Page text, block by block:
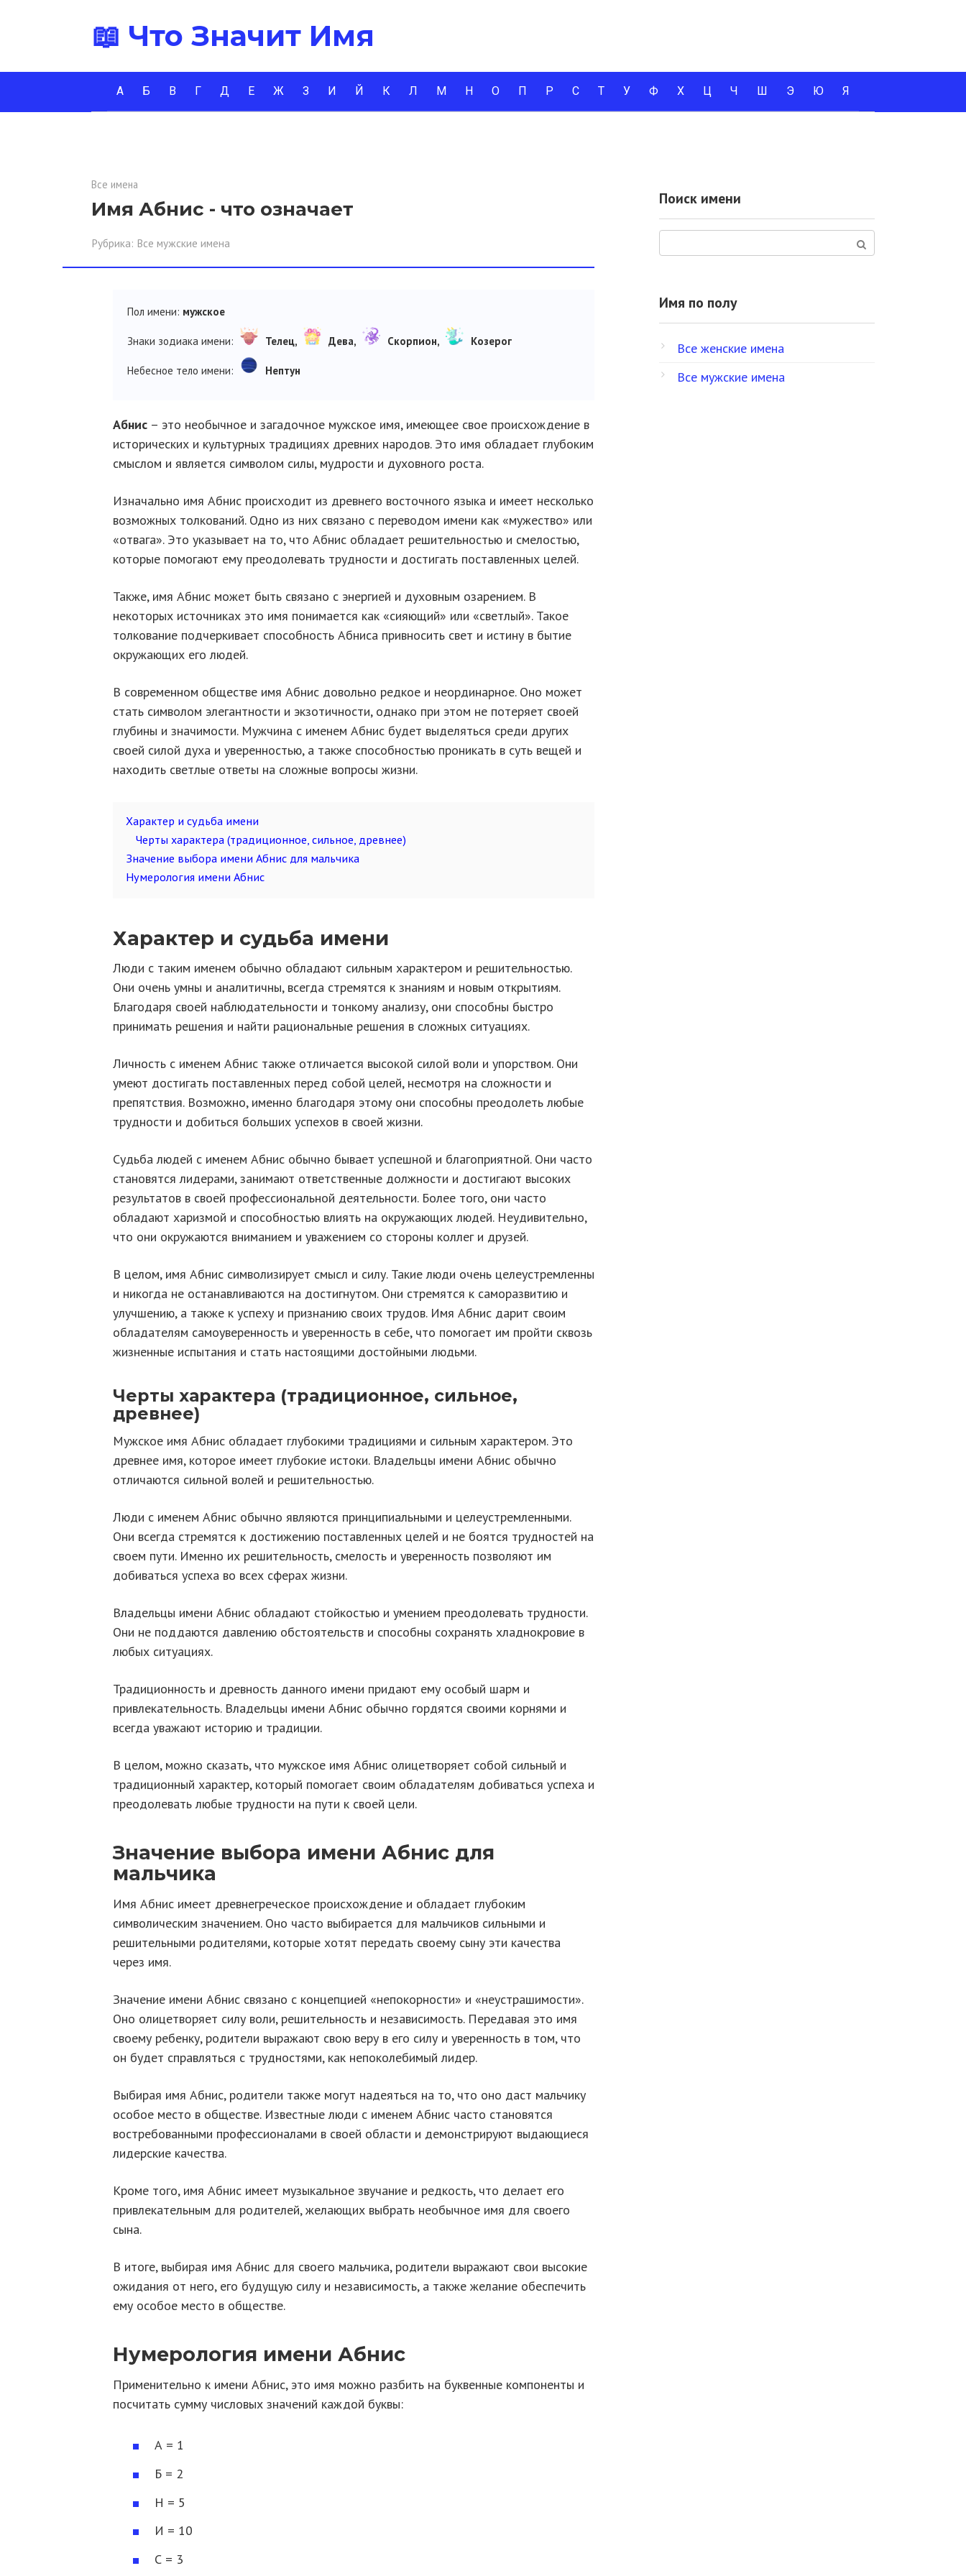
📖 Что Значит Имя
А Б В Г Д Е Ж З И Й К Л М Н О П Р С Т У Ф Х Ц Ч Ш Э Ю Я
Все имена
Имя Абнис - что означает
Рубрика: Все мужские имена
Пол имени: мужское
Знаки зодиака имени: Телец, Дева, Скорпион, Козерог
Небесное тело имени: Нептун
Абнис – это необычное и загадочное мужское имя, имеющее свое происхождение в
исторических и культурных традициях древних народов. Это имя обладает глубоким
смыслом и является символом силы, мудрости и духовного роста.
Изначально имя Абнис происходит из древнего восточного языка и имеет несколько
возможных толкований. Одно из них связано с переводом имени как «мужество» или
«отвага». Это указывает на то, что Абнис обладает решительностью и смелостью,
которые помогают ему преодолевать трудности и достигать поставленных целей.
Также, имя Абнис может быть связано с энергией и духовным озарением. В
некоторых источниках это имя понимается как «сияющий» или «светлый». Такое
толкование подчеркивает способность Абниса привносить свет и истину в бытие
окружающих его людей.
В современном обществе имя Абнис довольно редкое и неординарное. Оно может
стать символом элегантности и экзотичности, однако при этом не потеряет своей
глубины и значимости. Мужчина с именем Абнис будет выделяться среди других
своей силой духа и уверенностью, а также способностью проникать в суть вещей и
находить светлые ответы на сложные вопросы жизни.
Характер и судьба имени
Черты характера (традиционное, сильное, древнее)
Значение выбора имени Абнис для мальчика
Нумерология имени Абнис
Характер и судьба имени
Люди с таким именем обычно обладают сильным характером и решительностью.
Они очень умны и аналитичны, всегда стремятся к знаниям и новым открытиям.
Благодаря своей наблюдательности и тонкому анализу, они способны быстро
принимать решения и найти рациональные решения в сложных ситуациях.
Личность с именем Абнис также отличается высокой силой воли и упорством. Они
умеют достигать поставленных перед собой целей, несмотря на сложности и
препятствия. Возможно, именно благодаря этому они способны преодолеть любые
трудности и добиться больших успехов в своей жизни.
Судьба людей с именем Абнис обычно бывает успешной и благоприятной. Они часто
становятся лидерами, занимают ответственные должности и достигают высоких
результатов в своей профессиональной деятельности. Более того, они часто
обладают харизмой и способностью влиять на окружающих людей. Неудивительно,
что они окружаются вниманием и уважением со стороны коллег и друзей.
В целом, имя Абнис символизирует смысл и силу. Такие люди очень целеустремленны
и никогда не останавливаются на достигнутом. Они стремятся к саморазвитию и
улучшению, а также к успеху и признанию своих трудов. Имя Абнис дарит своим
обладателям самоуверенность и уверенность в себе, что помогает им пройти сквозь
жизненные испытания и стать настоящими достойными людьми.
Черты характера (традиционное, сильное,
древнее)
Мужское имя Абнис обладает глубокими традициями и сильным характером. Это
древнее имя, которое имеет глубокие истоки. Владельцы имени Абнис обычно
отличаются сильной волей и решительностью.
Люди с именем Абнис обычно являются принципиальными и целеустремленными.
Они всегда стремятся к достижению поставленных целей и не боятся трудностей на
своем пути. Именно их решительность, смелость и уверенность позволяют им
добиваться успеха во всех сферах жизни.
Владельцы имени Абнис обладают стойкостью и умением преодолевать трудности.
Они не поддаются давлению обстоятельств и способны сохранять хладнокровие в
любых ситуациях.
Традиционность и древность данного имени придают ему особый шарм и
привлекательность. Владельцы имени Абнис обычно гордятся своими корнями и
всегда уважают историю и традиции.
В целом, можно сказать, что мужское имя Абнис олицетворяет собой сильный и
традиционный характер, который помогает своим обладателям добиваться успеха и
преодолевать любые трудности на пути к своей цели.
Значение выбора имени Абнис для
мальчика
Имя Абнис имеет древнегреческое происхождение и обладает глубоким
символическим значением. Оно часто выбирается для мальчиков сильными и
решительными родителями, которые хотят передать своему сыну эти качества
через имя.
Значение имени Абнис связано с концепцией «непокорности» и «неустрашимости».
Оно олицетворяет силу воли, решительность и независимость. Передавая это имя
своему ребенку, родители выражают свою веру в его силу и уверенность в том, что
он будет справляться с трудностями, как непоколебимый лидер.
Выбирая имя Абнис, родители также могут надеяться на то, что оно даст мальчику
особое место в обществе. Известные люди с именем Абнис часто становятся
востребованными профессионалами в своей области и демонстрируют выдающиеся
лидерские качества.
Кроме того, имя Абнис имеет музыкальное звучание и редкость, что делает его
привлекательным для родителей, желающих выбрать необычное имя для своего
сына.
В итоге, выбирая имя Абнис для своего мальчика, родители выражают свои высокие
ожидания от него, его будущую силу и независимость, а также желание обеспечить
ему особое место в обществе.
Нумерология имени Абнис
Применительно к имени Абнис, это имя можно разбить на буквенные компоненты и
посчитать сумму числовых значений каждой буквы:
А = 1
Б = 2
Н = 5
И = 10
С = 3
Поиск имени
Имя по полу
Все женские имена
Все мужские имена